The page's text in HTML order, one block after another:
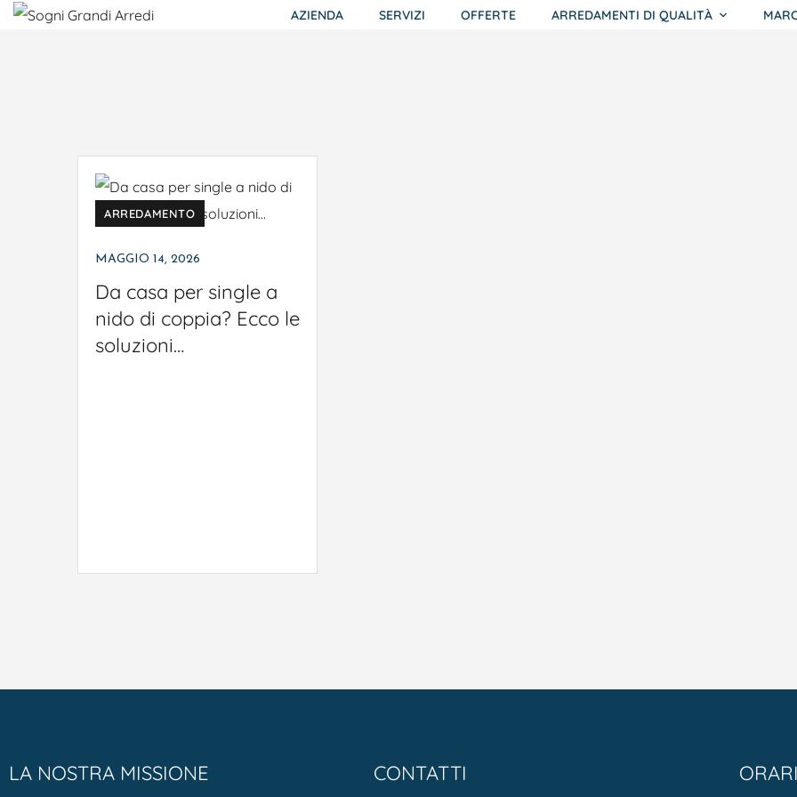
AZIENDA SERVIZI OFFERTE ARREDAMENTI DI QUALITÀ
ARREDAMENTO
MAGGIO 14, 2026
Da casa per single a
nido di coppia? Ecco le
soluzioni…
LA NOSTRA MISSIONE CONTATTI